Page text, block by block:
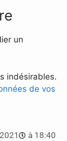
un
indésirables.
de vos
à 18:40